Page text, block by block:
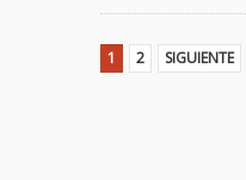
1 2 SIGUIENTE